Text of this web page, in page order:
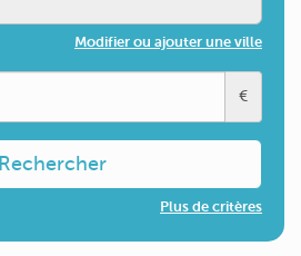
Modifier ou ajouter une ville
€
Rechercher
Plus de critères